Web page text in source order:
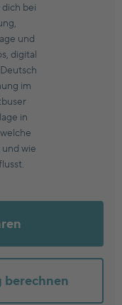
bei
und
digital
im
in
wie